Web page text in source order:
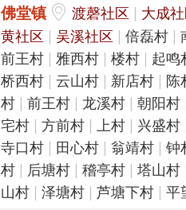
佛堂镇 渡磬社区 | 大成
黄社区 | 吴溪社区 | 倍磊村 |
前王村 | 雅西村 | 楼村 | 起鸣
桥西村 | 云山村 | 新店村 | 陈
村 | 前王村 | 龙溪村 | 朝阳村
宅村 | 方前村 | 上村 | 兴盛村
寺口村 | 田心村 | 翁靖村 | 钟
村 | 后塘村 | 稽亭村 | 塔山村
山村 | 泽塘村 | 芦塘下村 | 平